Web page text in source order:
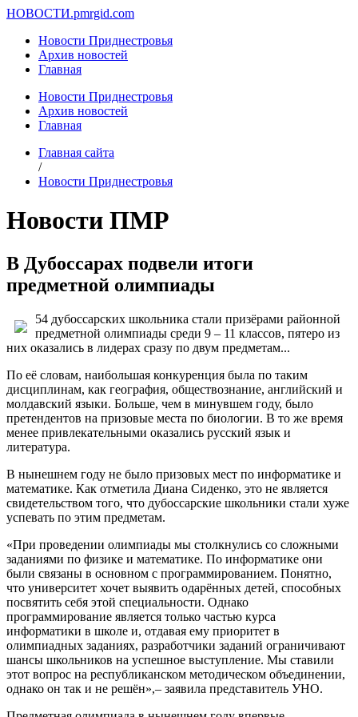
НОВОСТИ.pmrgid.com
Новости Приднестровья
Архив новостей
Главная
Новости Приднестровья
Архив новостей
Главная
Главная сайта
/
Новости Приднестровья
Новости ПМР
В Дубоссарах подвели итоги
предметной олимпиады
54 дубоссарских школьника стали призёрами районной
предметной олимпиады среди 9 – 11 классов, пятеро из
них оказались в лидерах сразу по двум предметам...
По её словам, наибольшая конкуренция была по таким
дисциплинам, как география, обществознание, английский и
молдавский языки. Больше, чем в минувшем году, было
претендентов на призовые места по биологии. В то же время
менее привлекательными оказались русский язык и
литература.
В нынешнем году не было призовых мест по информатике и
математике. Как отметила Диана Сиденко, это не является
свидетельством того, что дубоссарские школьники стали хуже
успевать по этим предметам.
«При проведении олимпиады мы столкнулись со сложными
заданиями по физике и математике. По информатике они
были связаны в основном с программированием. Понятно,
что университет хочет выявить одарённых детей, способных
посвятить себя этой специальности. Однако
программирование является только частью курса
информатики в школе и, отдавая ему приоритет в
олимпиадных заданиях, разработчики заданий ограничивают
шансы школьников на успешное выступление. Мы ставили
этот вопрос на республиканском методическом объединении,
однако он так и не решён»,– заявила представитель УНО.